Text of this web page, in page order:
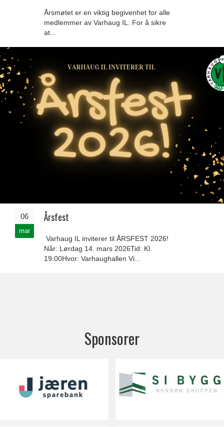
Årsmøtet er en viktig begivenhet for alle
medlemmer av Varhaug IL. For å sikre
at...
06
mar
Årsfest
Varhaug IL inviterer til ÅRSFEST 2026!
Når: Lørdag 14. mars 2026Tid: Kl.
19:00Hvor: Varhaughallen Vi...
Sponsorer